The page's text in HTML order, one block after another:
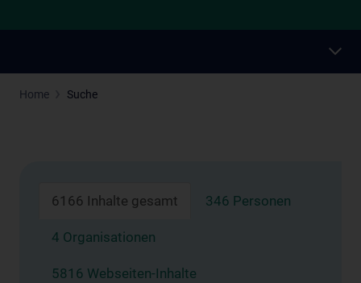
Home Suche
6166 Inhalte gesamt 346 Personen
4 Organisationen
5816 Webseiten-Inhalte